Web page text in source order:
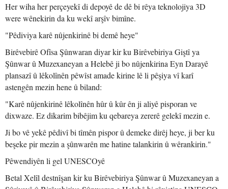
Her wiha her perçeyekî di depoyê de dê bi rêya teknolojiya 3D
were wênekirin da ku wekî arşîv bimîne.
"Pêdiviya karê nûjenkirinê bi demê heye"
Birêvebirê Ofîsa Şûnwaran diyar kir ku Birêvebiriya Giştî ya
Şûnwar û Muzexaneyan a Helebê ji bo nûjenkirina Eyn Darayê
plansazî û lêkolînên pêwîst amade kirine lê li pêşiya vî karî
astengên mezin hene û biland:
"Karê nûjenkirinê lêkolînên hûr û kûr ên ji aliyê pisporan ve
dixwaze. Ez dikarim bibêjim ku qebareya zererê gelekî mezin e.
Ji bo vê yekê pêdivî bi tîmên pispor û demeke dirêj heye, ji ber ku
beşeke pir mezin a şûnwarên me hatine talankirin û wêrankirin."
Pêwendiyên li gel UNESCOyê
Betal Xelîl destnîşan kir ku Birêvebiriya Şûnwar û Muzexaneyan a